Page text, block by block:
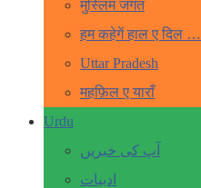
मुस्लिम जगत
हम कहेगें हाल ए दिल …
Uttar Pradesh
महफ़िल ए याराँ
Urdu
آپ کی خبریں
ادبیات